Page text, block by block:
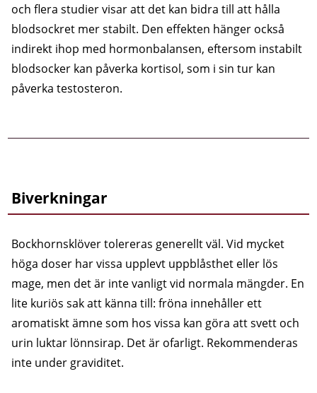
och flera studier visar att det kan bidra till att hålla
blodsockret mer stabilt. Den effekten hänger också
indirekt ihop med hormonbalansen, eftersom instabilt
blodsocker kan påverka kortisol, som i sin tur kan
påverka testosteron.
Biverkningar
Bockhornsklöver tolereras generellt väl. Vid mycket
höga doser har vissa upplevt uppblåsthet eller lös
mage, men det är inte vanligt vid normala mängder. En
lite kuriös sak att känna till: fröna innehåller ett
aromatiskt ämne som hos vissa kan göra att svett och
urin luktar lönnsirap. Det är ofarligt. Rekommenderas
inte under graviditet.